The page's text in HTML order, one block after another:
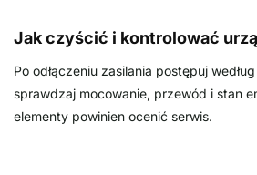
Jak czyścić i kontrolować
Po odłączeniu zasilania postępuj
sprawdzaj mocowanie, przewód i stan
elementy powinien ocenić serwis.